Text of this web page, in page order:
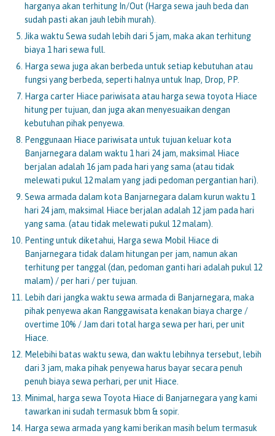
harganya akan terhitung In/Out (Harga sewa jauh beda dan
sudah pasti akan jauh lebih murah).
Jika waktu Sewa sudah lebih dari 5 jam, maka akan terhitung
biaya 1 hari sewa full.
Harga sewa juga akan berbeda untuk setiap kebutuhan atau
fungsi yang berbeda, seperti halnya untuk Inap, Drop, PP.
Harga carter Hiace pariwisata atau harga sewa toyota Hiace
hitung per tujuan, dan juga akan menyesuaikan dengan
kebutuhan pihak penyewa.
Penggunaan Hiace pariwisata untuk tujuan keluar kota
Banjarnegara dalam waktu 1 hari 24 jam, maksimal Hiace
berjalan adalah 16 jam pada hari yang sama (atau tidak
melewati pukul 12 malam yang jadi pedoman pergantian hari).
Sewa armada dalam kota Banjarnegara dalam kurun waktu 1
hari 24 jam, maksimal Hiace berjalan adalah 12 jam pada hari
yang sama. (atau tidak melewati pukul 12 malam).
Penting untuk diketahui, Harga sewa Mobil Hiace di
Banjarnegara tidak dalam hitungan per jam, namun akan
terhitung per tanggal (dan, pedoman ganti hari adalah pukul 12
malam) / per hari / per tujuan.
Lebih dari jangka waktu sewa armada di Banjarnegara, maka
pihak penyewa akan Ranggawisata kenakan biaya charge /
overtime 10% / Jam dari total harga sewa per hari, per unit
Hiace.
Melebihi batas waktu sewa, dan waktu lebihnya tersebut, lebih
dari 3 jam, maka pihak penyewa harus bayar secara penuh
penuh biaya sewa perhari, per unit Hiace.
Minimal, harga sewa Toyota Hiace di Banjarnegara yang kami
tawarkan ini sudah termasuk bbm & sopir.
Harga sewa armada yang kami berikan masih belum termasuk